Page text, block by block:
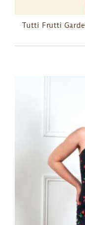
Tutti Frutti